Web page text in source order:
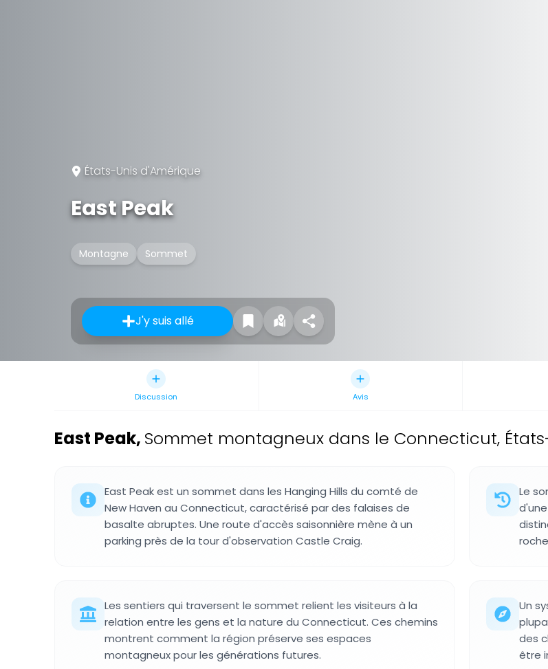
États-Unis d'Amérique
East Peak
Montagne Sommet
J'y suis allé
Discussion Avis
East Peak, Sommet montagneux dans le Connecticut,
East Peak est un sommet dans les Hanging Hills du comté de
New Haven au Connecticut, caractérisé par des falaises de
basalte abruptes. Une route d'accès saisonnière mène à un
parking près de la tour d'observation Castle Craig.
Le
Les sentiers qui traversent le sommet relient les visiteurs à la
relation entre les gens et la nature du Connecticut. Ces chemins
montrent comment la région préserve ses espaces
montagneux pour les générations futures.
Un
des
être